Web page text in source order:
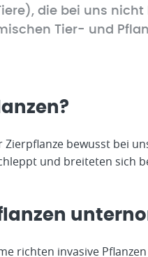
die bei uns
Tier- und
bewusst bei
und breiteten sich
richten invasive